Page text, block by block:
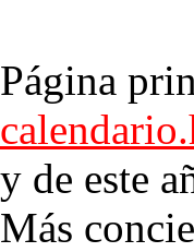
Página
y de este
Más